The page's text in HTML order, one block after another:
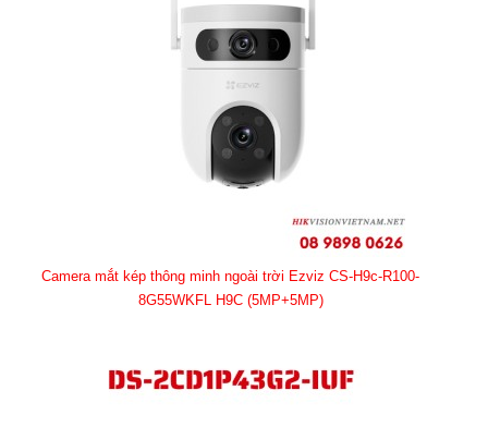
Camera mắt kép thông minh ngoài trời Ezviz CS-H9c-R100-
8G55WKFL H9C (5MP+5MP)